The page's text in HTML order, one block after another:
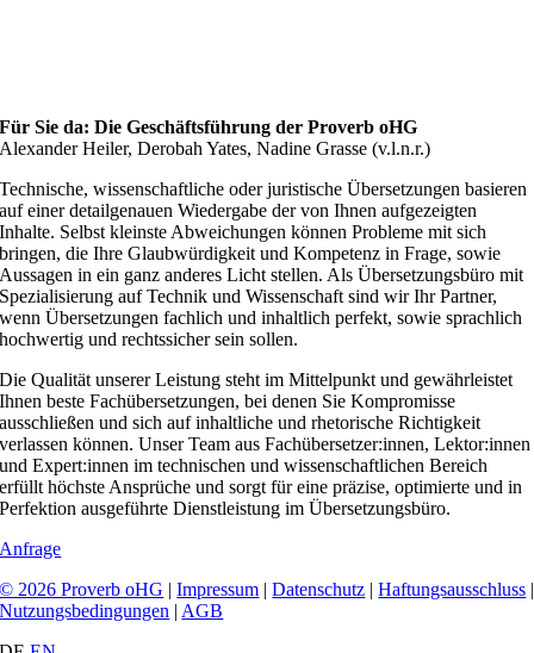
Für Sie da: Die Geschäftsführung der Proverb oHG
Alexander Heiler, Derobah Yates, Nadine Grasse (v.l.n.r.)
Technische, wissenschaftliche oder juristische Übersetzungen basieren
auf einer detailgenauen Wiedergabe der von Ihnen aufgezeigten
Inhalte. Selbst kleinste Abweichungen können Probleme mit sich
bringen, die Ihre Glaubwürdigkeit und Kompetenz in Frage, sowie
Aussagen in ein ganz anderes Licht stellen. Als Übersetzungsbüro mit
Spezialisierung auf Technik und Wissenschaft sind wir Ihr Partner,
wenn Übersetzungen fachlich und inhaltlich perfekt, sowie sprachlich
hochwertig und rechtssicher sein sollen.
Die Qualität unserer Leistung steht im Mittelpunkt und gewährleistet
Ihnen beste Fachübersetzungen, bei denen Sie Kompromisse
ausschließen und sich auf inhaltliche und rhetorische Richtigkeit
verlassen können. Unser Team aus Fachübersetzer:innen, Lektor:innen
und Expert:innen im technischen und wissenschaftlichen Bereich
erfüllt höchste Ansprüche und sorgt für eine präzise, optimierte und in
Perfektion ausgeführte Dienstleistung im Übersetzungsbüro.
Anfrage
© 2026 Proverb oHG |Impressum |Datenschutz |Haftungsausschluss |
Nutzungsbedingungen | AGB